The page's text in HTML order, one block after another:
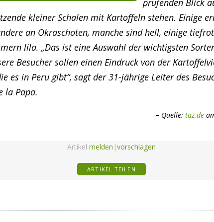
kleiner Schalen mit Kartoffeln stehen. Einige
an Okraschoten, manche sind hell, einige
lila. „Das ist eine Auswahl der wichtigsten
Besucher sollen einen Eindruck von der
es in Peru gibt“, sagt der 31-jährige Leiter des
la Papa.
Quelle: taz.de
Artikel melden |vorschlagen
ARTIKEL TEILEN